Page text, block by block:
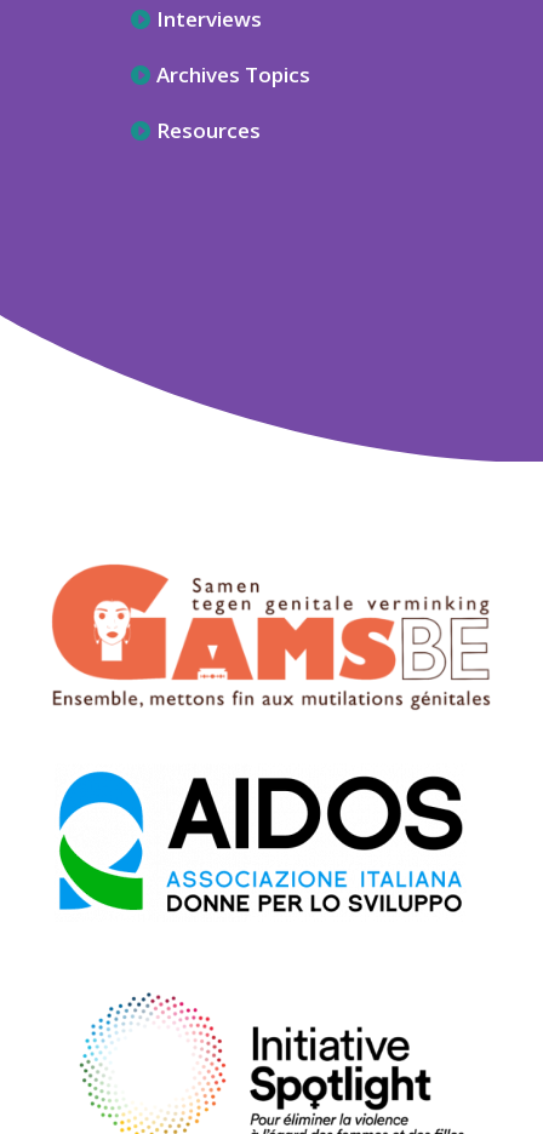
Interviews
Archives Topics
Resources